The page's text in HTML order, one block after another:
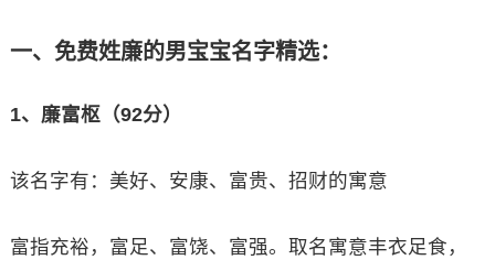
一、免费姓廉的男宝宝名字精选：
1、廉富枢（92分）
该名字有：美好、安康、富贵、招财的寓意
富指充裕，富足、富饶、富强。取名寓意丰衣足食，